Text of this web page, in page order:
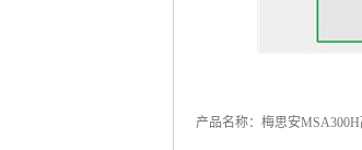
产品名称：梅思安